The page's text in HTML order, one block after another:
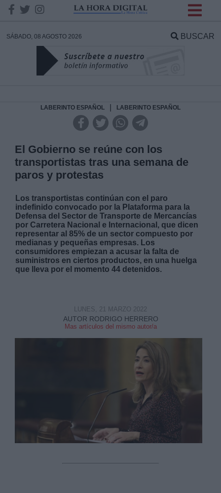
SÁBADO, 08 AGOSTO 2026 BUSCAR
LABERINTO ESPAÑOL LABERINTO ESPAÑOL
El Gobierno se reúne con los
transportistas tras una semana de
paros y protestas
Los transportistas continúan con el paro
indefinido convocado por la Plataforma para la
Defensa del Sector de Transporte de Mercancías
por Carretera Nacional e Internacional, que dicen
representar al 85% de un sector compuesto por
medianas y pequeñas empresas. Los
consumidores empiezan a acusar la falta de
suministros en ciertos productos, en una huelga
que lleva por el momento 44 detenidos.
AUTOR RODRIGO HERRERO
Mas artículos del mismo autor/a
LUNES, 21 MARZO 2022
DATOS
Responsable:
Legitimación:
Destinatarios:
link
Información adicional